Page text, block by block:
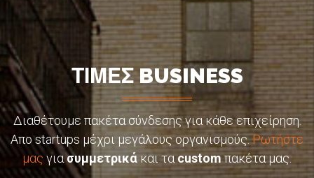
ΤΙΜΕΣ BUSINESS
Διαθέτουμε πακέτα σύνδεσης για κάθε επιχείρηση.
Απο startups μέχρι μεγάλους οργανισμούς.Ρωτήστε
μας γιασυμμετρικάκαι τα customπακέτα μας.